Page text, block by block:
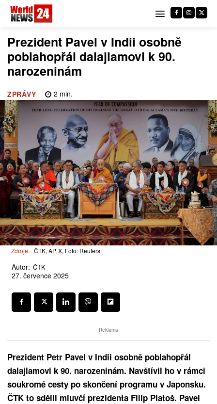
Prezident Pavel v Indii osobně
poblahopřál dalajlamovi k 90.
narozeninám
ZPRÁVY 2 min.
Zdroje: ČTK, AP, X, Foto: Reuters
Autor: ČTK
27. července 2025
Reklama
Prezident Petr Pavel v Indii osobně poblahopřál
dalajlamovi k 90. narozeninám. Navštívil ho v rámci
soukromé cesty po skončení programu v Japonsku.
ČTK to sdělil mluvčí prezidenta Filip Platoš. Pavel